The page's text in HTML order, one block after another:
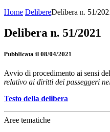
Home DelibereDelibera n. 51/
Delibera n. 51/2021
Pubblicata il 08/04/2021
Avvio di procedimento ai sensi
relativo ai diritti dei passeggeri
Testo della delibera
Aree tematiche